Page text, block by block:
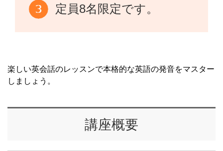
定員8名限定です。
楽しい英会話のレッスンで本格的な英語の発音をマスター
しましょう。
講座概要